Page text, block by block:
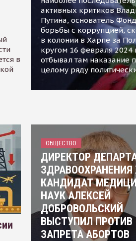
в
активных критиков
Путина, основатель
борьбы с коррупцией,
в колонии в Харпе за
кругом 16 февраля 2024
отбывал там наказание
целому ряду
ОБЩЕСТВО
ДИРЕКТОР
КАНДИДАТ
НАУК АЛЕКСЕЙ
ДОБРОВОЛЬСКИЙ
ВЫСТУПИЛ ПРОТИВ
ЗАПРЕТА АБОРТОВ